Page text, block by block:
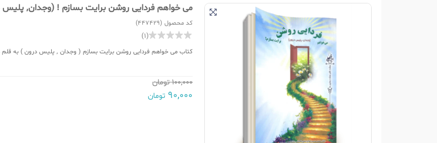
می خواهم فردایی روشن برایت بسازم ! (وجدان, پلیس
کد محصول (447429)
(1)
کتاب می خواهم فردایی روشن برایت بسازم ( وجدان , پلیس درون ) به
100,000تومان
90,000 تومان